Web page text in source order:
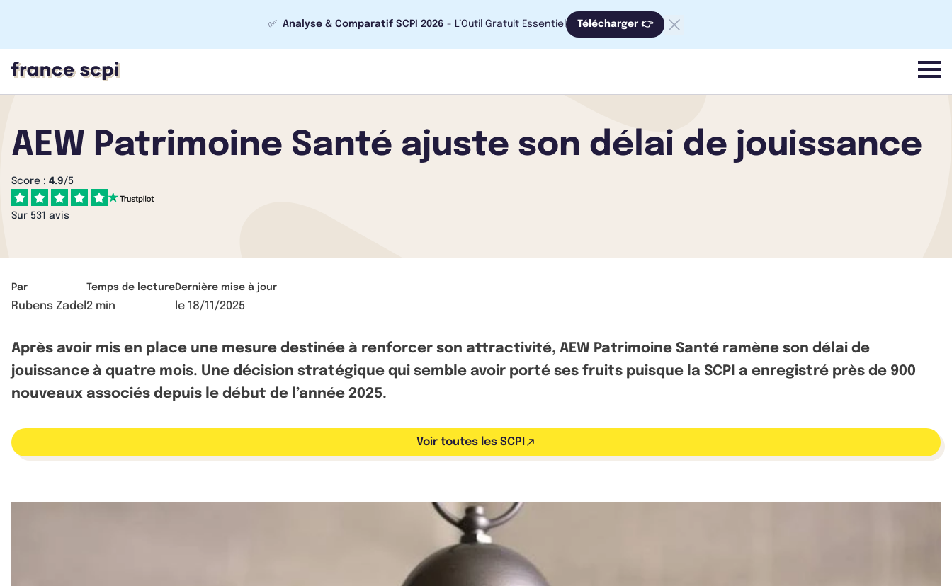
✅ Analyse & Comparatif SCPI 2026 - L’Outil Gratuit Essentiel Télécharger 👉
menu
AEW Patrimoine Santé ajuste son délai de jouissance
Score : 4.9/5
Sur 531 avis
Par
Rubens Zadel
Temps de lecture
2 min
Dernière mise à jour
le 18/11/2025
Après avoir mis en place une mesure destinée à renforcer son attractivité, AEW Patrimoine Santé ramène son délai de
jouissance à quatre mois. Une décision stratégique qui semble avoir porté ses fruits puisque la SCPI a enregistré près de 900
nouveaux associés depuis le début de l’année 2025.
Voir toutes les SCPI